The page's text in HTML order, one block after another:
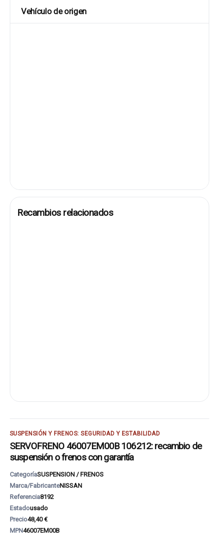
Vehículo de origen
Recambios relacionados
SUSPENSIÓN Y FRENOS: SEGURIDAD Y ESTABILIDAD
SERVOFRENO 46007EM00B 106212: recambio de
suspensión o frenos con garantía
CategoríaSUSPENSION / FRENOS
Marca/FabricanteNISSAN
Referencia8192
Estadousado
Precio48,40 €
MPN46007EM00B